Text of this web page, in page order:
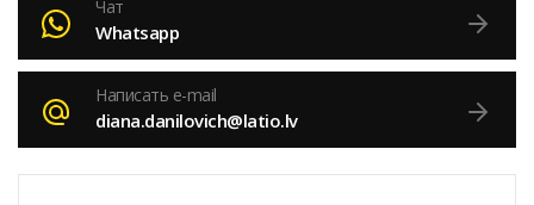
Чат
Whatsapp
Написать e-mail
diana.danilovich@latio.lv